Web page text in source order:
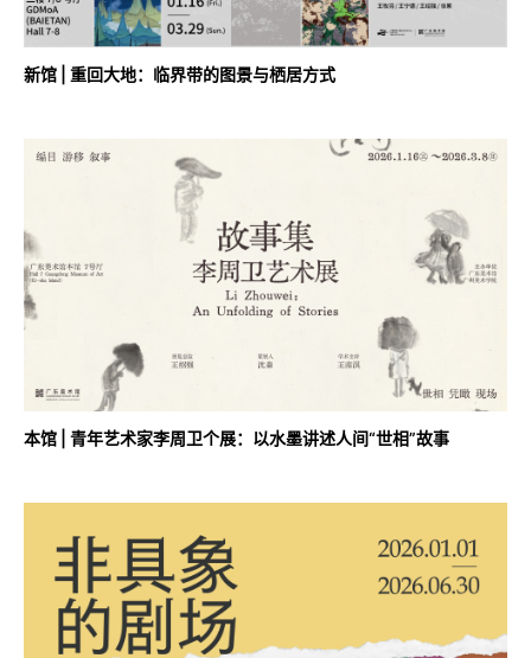
新馆 | 重回大地：临界带的图景与栖居方式
本馆 | 青年艺术家李周卫个展：以水墨讲述人间“世相”故事